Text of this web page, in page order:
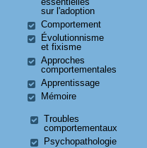
sur l'adoption
Comportement
Évolutionnisme
et fixisme
Approches
comportementales
Apprentissage
Mémoire
Troubles
comportementaux
Psychopathologie